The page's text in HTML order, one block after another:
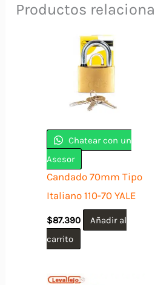
Productos
Chatear con un
Asesor
Candado 70mm Tipo
Italiano 110-70 YALE
$87.390
Añadir al
carrito